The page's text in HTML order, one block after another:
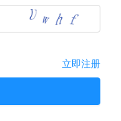
立即注册